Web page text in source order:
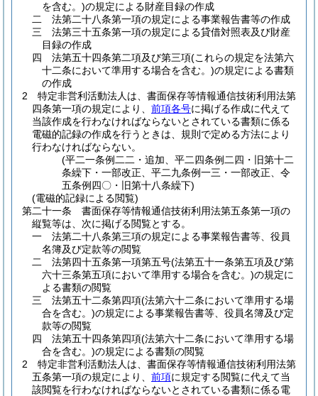
を含む。)の規定による財産目録の作成
二
法第二十八条第一項の規定による事業報告書等の作成
三
法第三十五条第一項の規定による貸借対照表及び財産
目録の作成
四
法第五十四条第二項及び第三項(これらの規定を法第六
十二条において準用する場合を含む。)の規定による書類
の作成
2
特定非営利活動法人は、書面保存等情報通信技術利用法第
四条第一項の規定により、 前項各号に掲げる作成に代えて
当該作成を行わなければならないとされている書類に係る
電磁的記録の作成を行うときは、規則で定める方法により
行わなければならない。
(平二一条例二二・追加、平二四条例二四・旧第十二
条繰下・一部改正、平二九条例一三・一部改正、令
五条例四〇・旧第十八条繰下)
(電磁的記録による閲覧)
第二十一条
書面保存等情報通信技術利用法第五条第一項の
縦覧等は、次に掲げる閲覧とする。
一
法第二十八条第三項の規定による事業報告書等、役員
名簿及び定款等の閲覧
二
法第四十五条第一項第五号(法第五十一条第五項及び第
六十三条第五項において準用する場合を含む。)の規定に
よる書類の閲覧
三
法第五十二条第四項(法第六十二条において準用する場
合を含む。)の規定による事業報告書等、役員名簿及び定
款等の閲覧
四
法第五十四条第四項(法第六十二条において準用する場
合を含む。)の規定による書類の閲覧
2
特定非営利活動法人は、書面保存等情報通信技術利用法第
五条第一項の規定により、 前項に規定する閲覧に代えて当
該閲覧を行わなければならないとされている書類に係る電